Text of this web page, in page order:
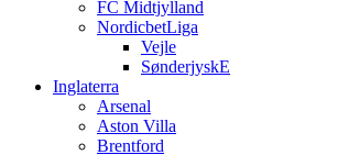
FC Midtjylland
NordicbetLiga
Vejle
SønderjyskE
Inglaterra
Arsenal
Aston Villa
Brentford